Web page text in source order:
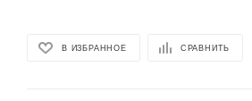
В ИЗБРАННОЕ СРАВНИТЬ